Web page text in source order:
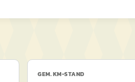
GEM. KM-STAND